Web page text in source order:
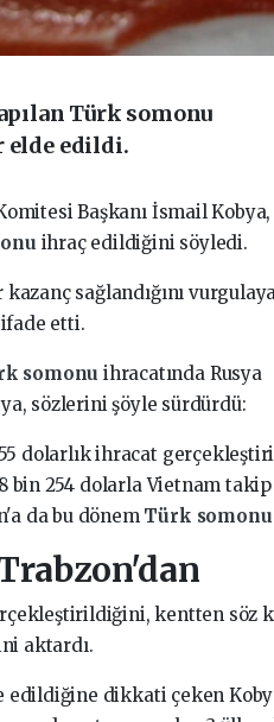
Türk somonu
elde edildi.
Başkanı İsmail Kobya,
ihraç edildiğini söyledi.
sağlandığını
ifade etti.
somonuihracatında Rusya
sözlerini şöyle sürdürdü:
dolarlık ihracat
bin 254 dolarla Vietnam
da bu dönem Türk somonu
kentten söz
aktardı.
dikkati çeken